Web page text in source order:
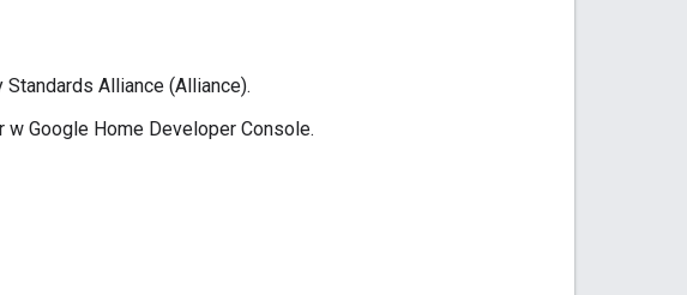
Standards Alliance (Alliance).
w Google Home Developer Console.